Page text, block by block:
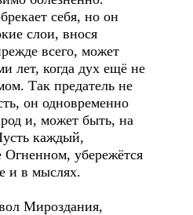
себя, но он
слои, внося
всего, может
лет, когда дух ещё не
Так предатель не
он одновременно
и, может быть, на
каждый,
убережётся
и в мыслях.
Мироздания,